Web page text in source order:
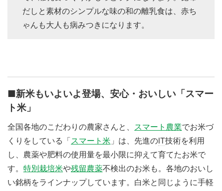
だしと素材のシンプルな味の和の離乳食は、赤ち
ゃんも大人も病みつきになります。
■新米もいよいよ登場、安心・おいしい「スマー
ト米」
全国各地のこだわりの農家さんと、 スマート農業でお米づ
くりをしている「スマート米 」は、先進のIT技術を利用
し、農薬や肥料の使用量を最小限に抑えて育てたお米で
す。 特別栽培米や残留農薬不検出のお米も。各地のおいし
い銘柄をラインナップしています。白米と同じように手軽